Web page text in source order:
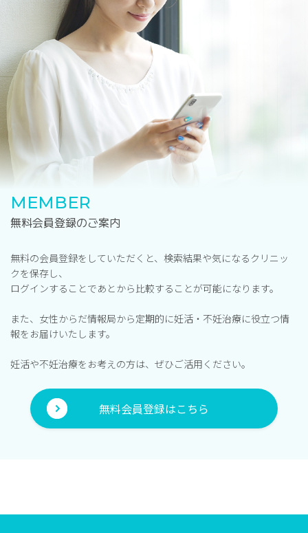
MEMBER
無料会員登録のご案内
無料の会員登録をしていただくと、検索結果や気になるクリニッ
クを保存し、
ログインすることであとから比較することが可能になります。
また、女性からだ情報局から定期的に妊活・不妊治療に役立つ情
報をお届けいたします。
妊活や不妊治療をお考えの方は、ぜひご活用ください。
無料会員登録はこちら